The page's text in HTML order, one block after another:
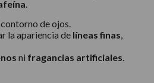
.
de ojos.
la apariencia de líneas finas,
ni fragancias artificiales.